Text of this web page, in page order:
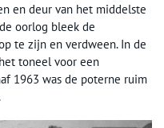
en deur van het middelste
oorlog bleek de
te zijn en verdween. In de
toneel voor een
1963 was de poterne ruim